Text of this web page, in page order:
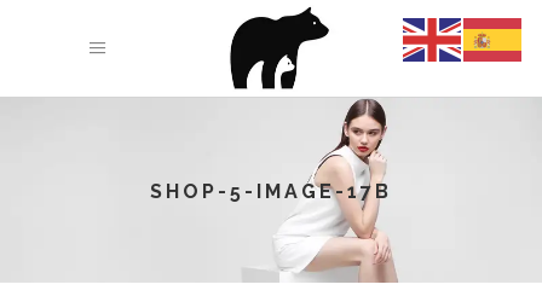
SHOP-5-IMAGE-17B